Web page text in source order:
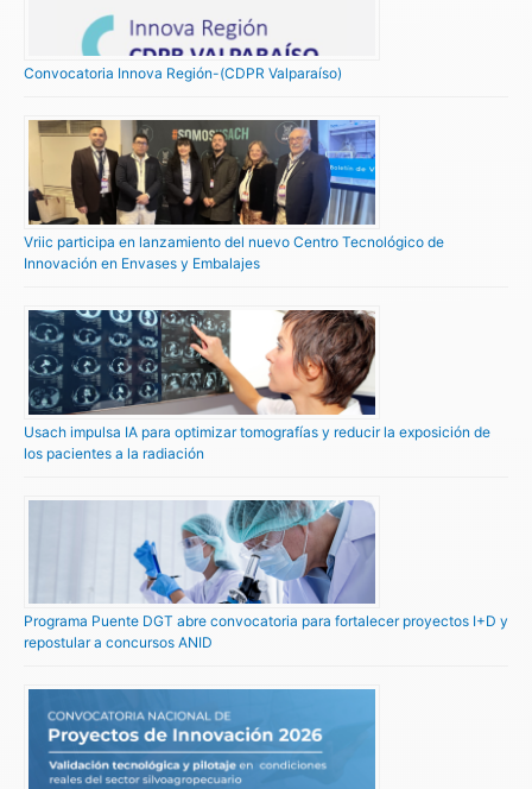
Convocatoria Innova Región-(CDPR Valparaíso)
Vriic participa en lanzamiento del nuevo Centro Tecnológico de
Innovación en Envases y Embalajes
Usach impulsa IA para optimizar tomografías y reducir la exposición de
los pacientes a la radiación
Programa Puente DGT abre convocatoria para fortalecer proyectos I+D y
repostular a concursos ANID